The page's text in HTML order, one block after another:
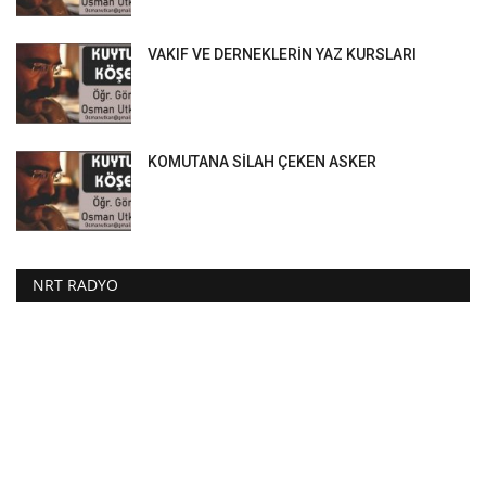
VAKIF VE DERNEKLERİN YAZ KURSLARI
KOMUTANA SİLAH ÇEKEN ASKER
NRT RADYO